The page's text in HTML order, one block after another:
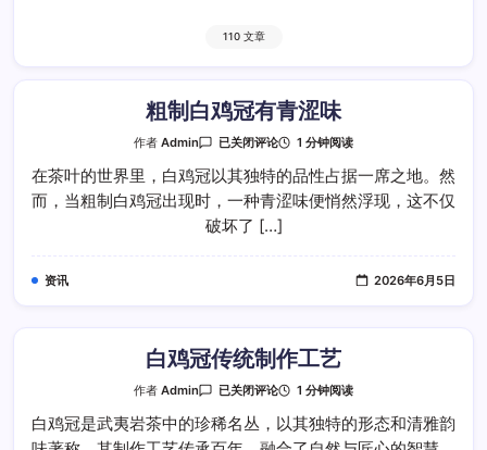
110 文章
粗制白鸡冠有青涩味
作者Admin
粗
白
鸡
冠
有
青
已关闭评论 1 分钟阅读
在茶叶的世界里，白鸡冠以其独特的品性占据一席之地。然
而，当粗制白鸡冠出现时，一种青涩味便悄然浮现，这不仅
破坏了 […]
资讯 2026年6月5日
白鸡冠传统制作工艺
作者Admin
白
冠
传
统
已关闭评论 1 分钟阅读
白鸡冠是武夷岩茶中的珍稀名丛，以其独特的形态和清雅韵